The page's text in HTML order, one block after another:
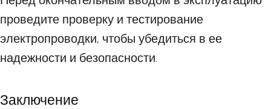
проведите проверку и тестирование
электропроводки, чтобы убедиться в ее
надежности и безопасности.
Заключение